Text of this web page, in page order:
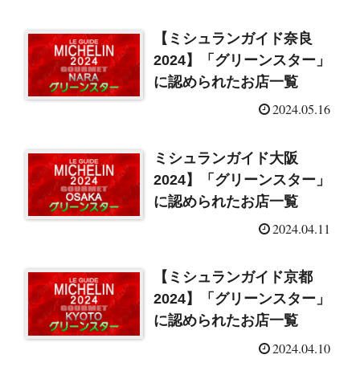
【ミシュランガイド奈良
2024】「グリーンスター」
に認められたお店一覧
2024.05.16
ミシュランガイド大阪
2024】「グリーンスター」
に認められたお店一覧
2024.04.11
【ミシュランガイド京都
2024】「グリーンスター」
に認められたお店一覧
2024.04.10